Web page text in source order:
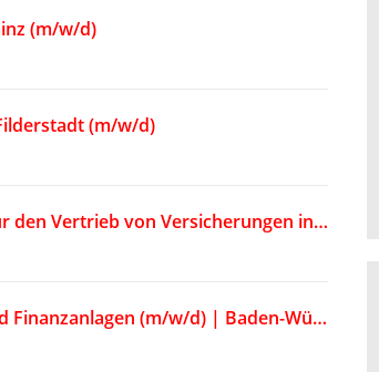
(m/w/d)
(m/w/d)
Angestellter Kundenberater (m/w/d) im Außendienst für den Vertrieb von Versicherungen in der Region Fulda und Umgebung
Ausbildung Kauffrau/Kaufmann für Versicherungen und Finanzanlagen (m/w/d) | Baden-Württemberg